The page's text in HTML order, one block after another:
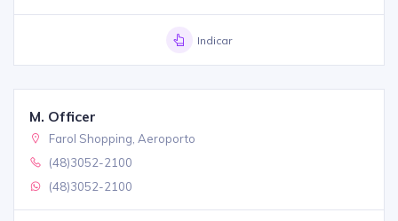
Indicar
M. Officer
Farol Shopping, Aeroporto
(48)3052-2100
(48)3052-2100